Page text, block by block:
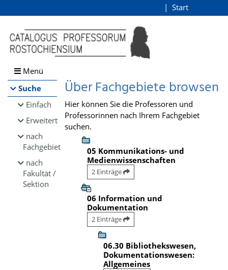
Browsen
direkt zum Inhalt
Start
Menü
Suche
Einfach
Erweitert
nach
Fachgebiet
nach
Fakultät /
Sektion
Über Fachgebiete browsen
Hier können Sie die Professoren und
Professorinnen nach Ihrem Fachgebiet
suchen.
05 Kommunikations- und
Medienwissenschaften
2 Einträge
06 Information und
Dokumentation
2 Einträge
06.30 Bibliothekswesen,
Dokumentationswesen:
Allgemeines